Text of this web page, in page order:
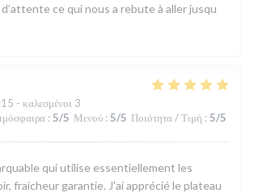
ce qui nous a rebute à aller jusqu
- καλεσμένοι 3
: 5/5 Μενού : 5/5 Ποιότητα / Τιμή : 5/5
qui utilise essentiellement les
fraicheur garantie. J'ai apprécié le plateau